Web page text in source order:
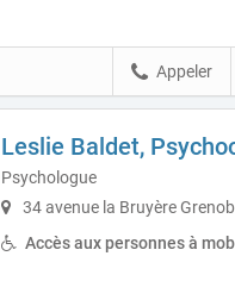
Appeler
Leslie Baldet,
Psychologue
34 avenue la Bruyère
Accès aux personnes à